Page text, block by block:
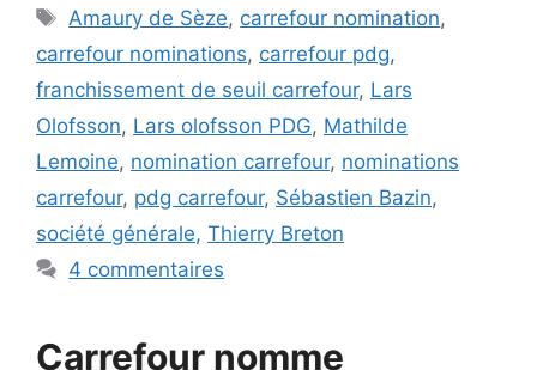
Étiquettes
Amaury de Sèze, carrefour nomination,
carrefour nominations, carrefour pdg,
franchissement de seuil carrefour, Lars
Olofsson, Lars olofsson PDG, Mathilde
Lemoine, nomination carrefour, nominations
carrefour, pdg carrefour, Sébastien Bazin,
société générale, Thierry Breton
4 commentaires
Carrefour nomme